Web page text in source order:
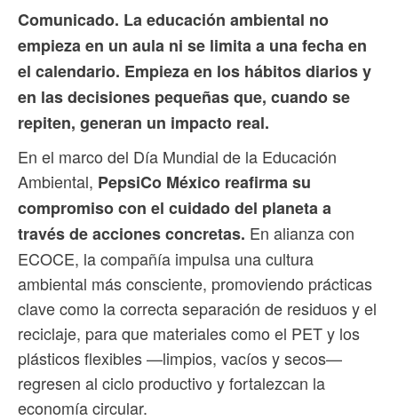
Comunicado. La educación ambiental no
empieza en un aula ni se limita a una fecha en
el calendario. Empieza en los hábitos diarios y
en las decisiones pequeñas que, cuando se
repiten, generan un impacto real.
En el marco del Día Mundial de la Educación
Ambiental, PepsiCo México reafirma su
compromiso con el cuidado del planeta a
través de acciones concretas. En alianza con
ECOCE, la compañía impulsa una cultura
ambiental más consciente, promoviendo prácticas
clave como la correcta separación de residuos y el
reciclaje, para que materiales como el PET y los
plásticos flexibles —limpios, vacíos y secos—
regresen al ciclo productivo y fortalezcan la
economía circular.